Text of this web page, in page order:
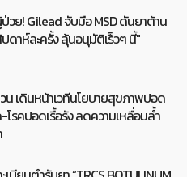
วย! Gilead จับมือ MSD ดันยาต้าน
ดาห์ละครั้ง ลุ้นอนุมัติเร็วๆ นี้"
น เดินหน้าเวทีนโยบายสุขภาพปอด
-โรคปอดเรื้อรัง ลดความเหลื่อมล้ำ